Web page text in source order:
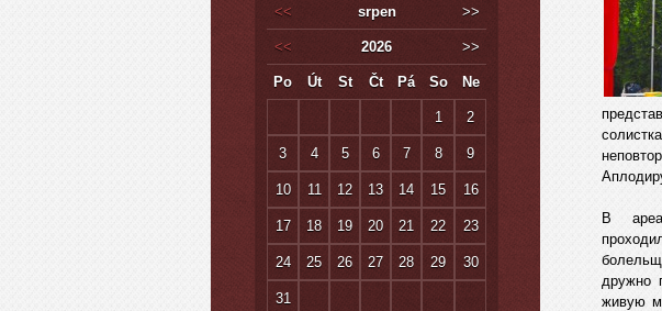
В
дружно
живую
<< srpen >>
<< 2026 >>
Po Út St Čt Pá So Ne
1 2
3 4 5 6 7 8 9
10 11 12 13 14 15 16
17 18 19 20 21 22 23
24 25 26 27 28 29 30
31